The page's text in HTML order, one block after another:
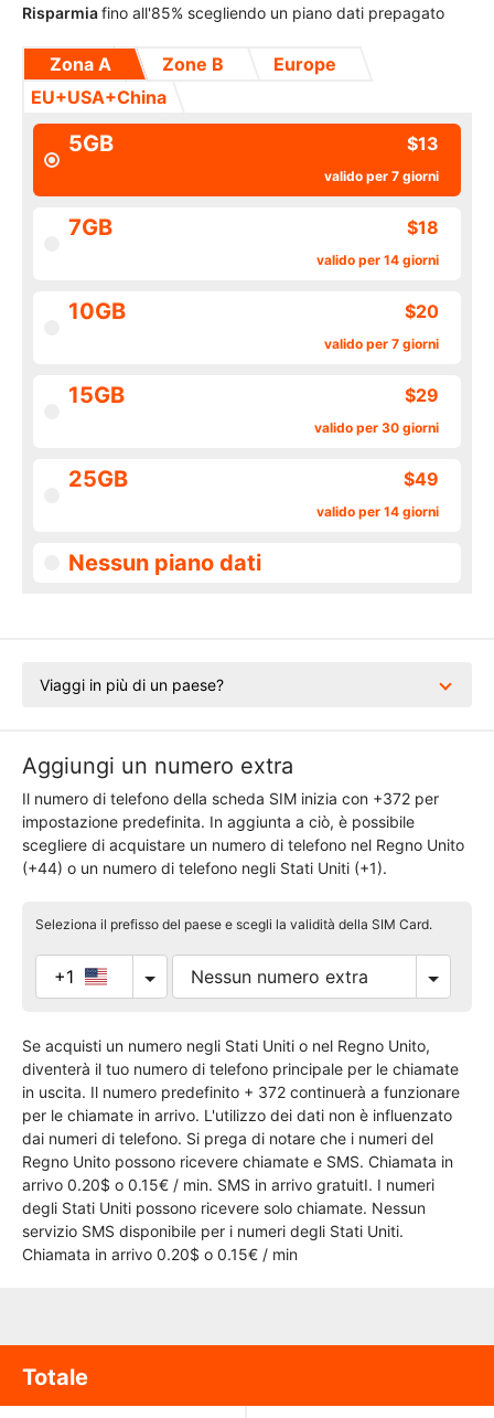
Risparmiafino all'85% scegliendo un piano dati prepagato
Zona A Zone B
Europe
EU+USA+China
$13
5GB
valido per 7 giorni
$18
7GB
valido per 14 giorni
$20
10GB
valido per 7 giorni
$29
15GB
valido per 30 giorni
$49
25GB
valido per 14 giorni
Nessun piano dati
Viaggi in più di un paese?
Aggiungi un numero extra
Il numero di telefono della scheda SIM inizia con +372 per
impostazione predefinita. In aggiunta a ciò, è possibile
scegliere di acquistare un numero di telefono nel Regno Unito
(+44) o un numero di telefono negli Stati Uniti (+1).
Seleziona il prefisso del paese e scegli la validità della SIM Card.
+1
Se acquisti un numero negli Stati Uniti o nel Regno Unito,
diventerà il tuo numero di telefono principale per le chiamate
in uscita. Il numero predefinito + 372 continuerà a funzionare
per le chiamate in arrivo. L'utilizzo dei dati non è influenzato
dai numeri di telefono. Si prega di notare che i numeri del
Regno Unito possono ricevere chiamate e SMS. Chiamata in
arrivo 0.20$ o 0.15€ / min. SMS in arrivo gratuitI. I numeri
degli Stati Uniti possono ricevere solo chiamate. Nessun
servizio SMS disponibile per i numeri degli Stati Uniti.
Chiamata in arrivo 0.20$ o 0.15€ / min
Totale